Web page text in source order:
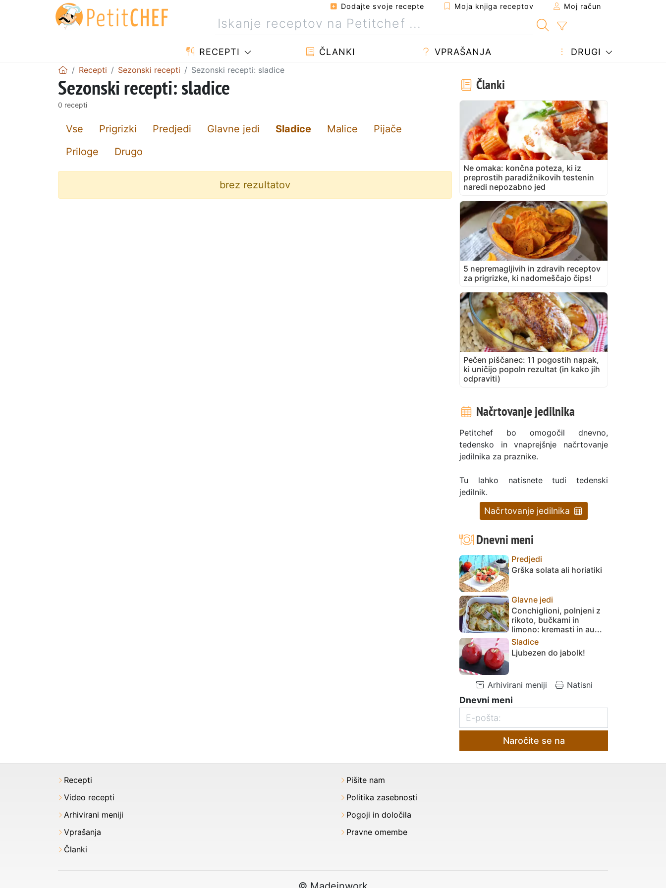
Dodajte svoje recepte Moja knjiga receptov Moj račun
RECEPTI ČLANKI VPRAŠANJA DRUGI
Recepti Sezonski recepti Sezonski recepti: sladice
Sezonski recepti: sladice
0 recepti
Vse Prigrizki Predjedi Glavne jedi Sladice Malice
Pijače
Priloge
Drugo
brez rezultatov
Članki
Ne omaka: končna poteza, ki iz
preprostih paradižnikovih testenin
naredi nepozabno jed
5 nepremagljivih in zdravih receptov
za prigrizke, ki nadomeščajo čips!
Pečen piščanec: 11 pogostih napak,
ki uničijo popoln rezultat (in kako jih
odpraviti)
Načrtovanje jedilnika
Petitchef bo omogočil dnevno,
tedensko in vnaprejšnje načrtovanje
jedilnika za praznike.
Tu lahko natisnete tudi tedenski
jedilnik.
Načrtovanje jedilnika
Dnevni meni
Predjedi
Grška solata ali horiatiki
Glavne jedi
Conchiglioni, polnjeni z
rikoto, bučkami in
limono: kremasti in au...
Sladice
Ljubezen do jabolk!
Arhivirani meniji Natisni
Dnevni meni
Naročite se na
Recepti
Video recepti
Arhivirani meniji
Vprašanja
Članki
Pišite nam
Politika zasebnosti
Pogoji in določila
Pravne omembe